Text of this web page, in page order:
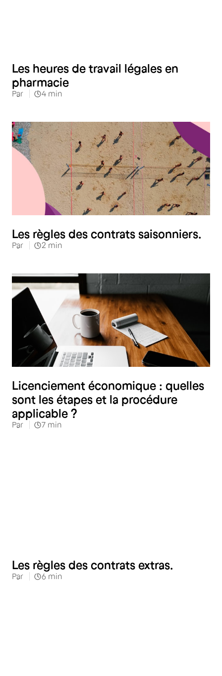
Les heures de travail légales en
pharmacie
Par 4 min
Les règles des contrats saisonniers.
Par 2 min
Licenciement économique : quelles
sont les étapes et la procédure
applicable ?
Par 7 min
Les règles des contrats extras.
Par 6 min